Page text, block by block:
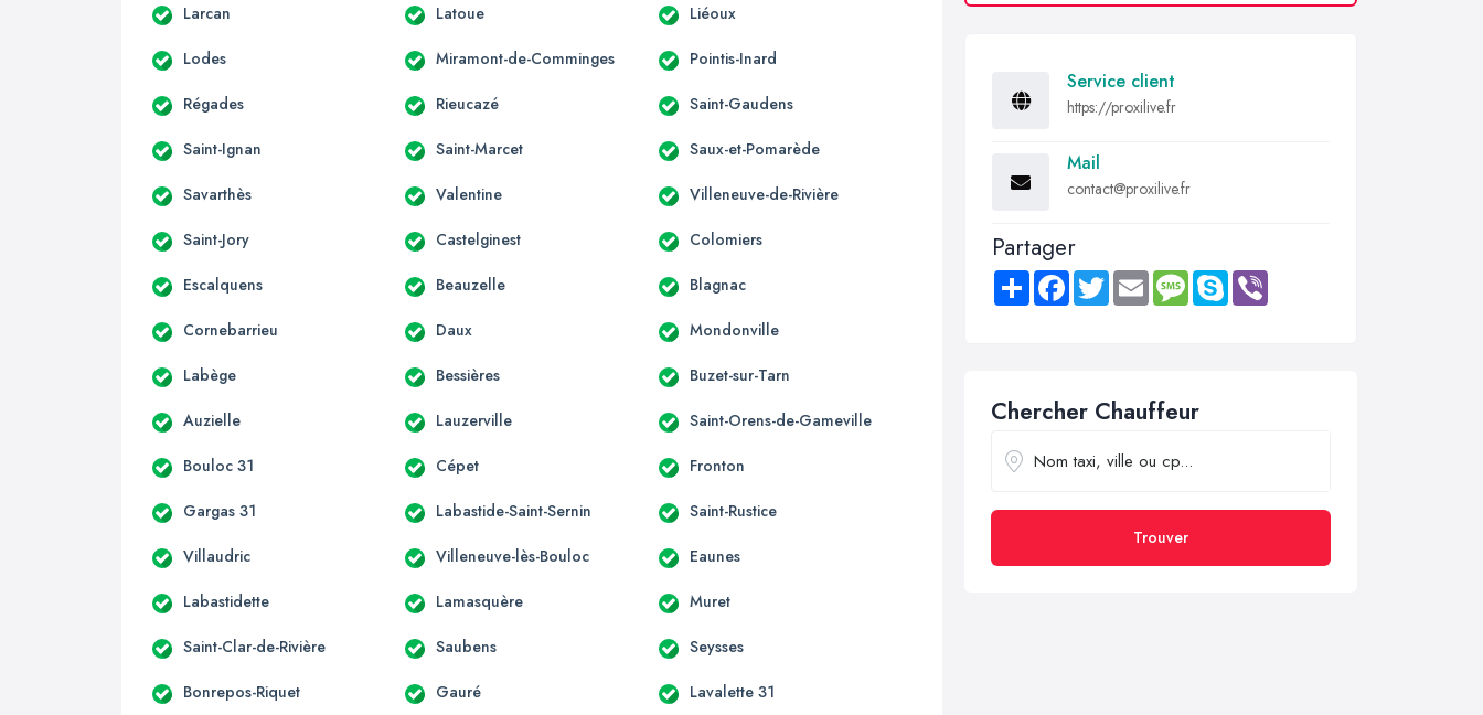
Larcan Latoue Liéoux
Lodes Miramont-de-Comminges Pointis-Inard
Régades Rieucazé Saint-Gaudens
Saint-Ignan Saint-Marcet Saux-et-Pomarède
Savarthès Valentine Villeneuve-de-Rivière
Saint-Jory Castelginest Colomiers
Escalquens Beauzelle Blagnac
Cornebarrieu Daux Mondonville
Labège Bessières Buzet-sur-Tarn
Auzielle Lauzerville Saint-Orens-de-Gameville
Bouloc 31 Cépet Fronton
Gargas 31 Labastide-Saint-Sernin Saint-Rustice
Villaudric Villeneuve-lès-Bouloc Eaunes
Labastidette Lamasquère Muret
Saint-Clar-de-Rivière Saubens Seysses
Bonrepos-Riquet Gauré Lavalette 31
Service client
https://proxilive.fr
Mail
contact@proxilive.fr
Partager
Share FacebookTwitter Email MessageSkype
Chercher Chauffeur
Trouver